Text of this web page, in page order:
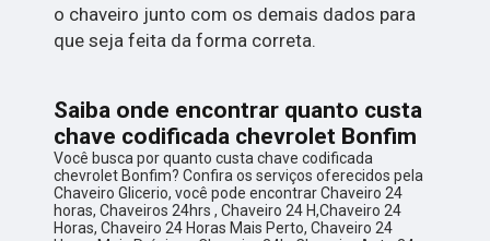
o chaveiro junto com os demais dados para
que seja feita da forma correta.
Saiba onde encontrar quanto custa
chave codificada chevrolet Bonfim
Você busca por quanto custa chave codificada
chevrolet Bonfim? Confira os serviços oferecidos pela
Chaveiro Glicerio, você pode encontrar Chaveiro 24
horas, Chaveiros 24hrs , Chaveiro 24 H,Chaveiro 24
Horas, Chaveiro 24 Horas Mais Perto, Chaveiro 24